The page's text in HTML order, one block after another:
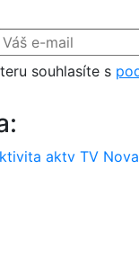
souhlasíte s
aktv TV Nova